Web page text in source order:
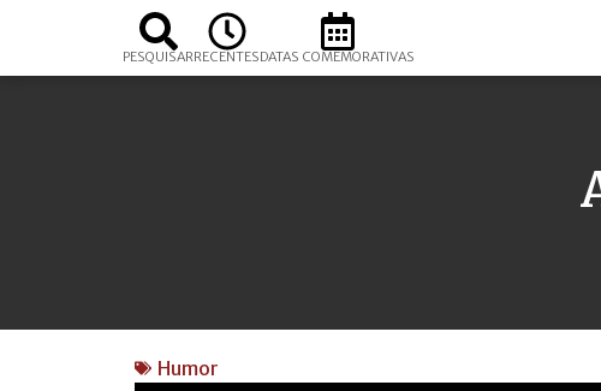
PESQUISARRECENTESDATAS COMEMORATIVAS
Humor